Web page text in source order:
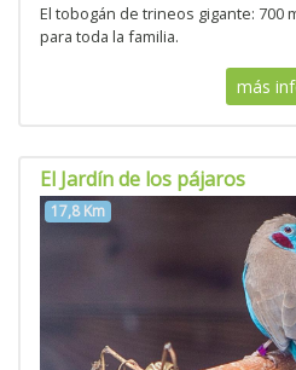
El tobogán de trineos gigante: 700
para toda la familia.
más
El Jardín de los pájaros
17,8 Km